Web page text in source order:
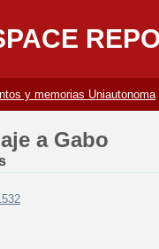
a Gabo
y memorias Uniautonoma
a Gabo